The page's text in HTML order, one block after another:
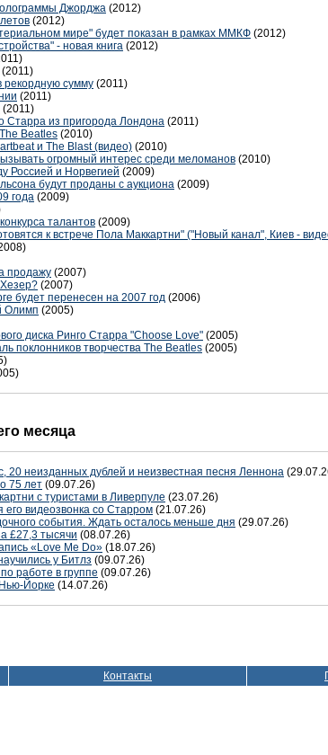
Джорджа (2012)
(2012)
мире" будет показан в рамках ММКФ (2012)
- новая книга (2012)
(2011)
рекордную сумму (2011)
(2011)
(2011)
Старра из пригорода Лондона (2011)
Beatles (2010)
и The Blast (видео) (2010)
огромный интерес среди меломанов (2010)
Россией и Норвегией (2009)
будут проданы с аукциона (2009)
года (2009)
талантов (2009)
к встрече Пола Маккартни" ("Новый канал", Киев -
продажу (2007)
(2007)
будет перенесен на 2007 год (2006)
Олимп (2005)
диска Ринго Старра "Choose Love" (2005)
поклонников творчества The Beatles (2005)
месяца
20 неизданных дублей и неизвестная песня Леннона
75 лет (09.07.26)
с туристами в Ливерпуле (23.07.26)
его видеозвонка со Старром (21.07.26)
события. Ждать осталось меньше дня (29.07.26)
£27,3 тысячи (08.07.26)
«Love Me Do» (18.07.26)
у Битлз (09.07.26)
работе в группе (09.07.26)
Йорке (14.07.26)
Контакты